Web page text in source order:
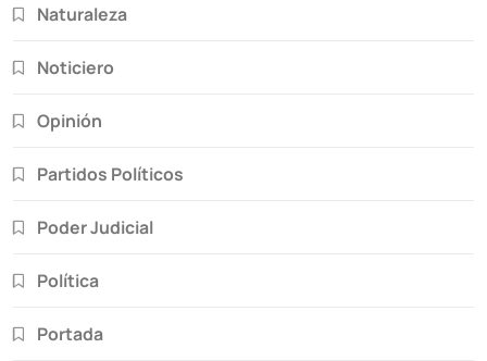
Naturaleza
Noticiero
Opinión
Partidos Políticos
Poder Judicial
Política
Portada